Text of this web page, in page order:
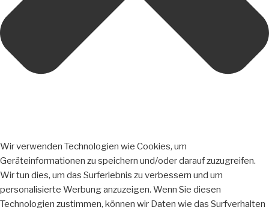
Wir verwenden Technologien wie Cookies, um
Geräteinformationen zu speichern und/oder darauf zuzugreifen.
Wir tun dies, um das Surferlebnis zu verbessern und um
personalisierte Werbung anzuzeigen. Wenn Sie diesen
Technologien zustimmen, können wir Daten wie das Surfverhalten